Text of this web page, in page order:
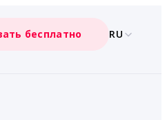
бесплатно RU